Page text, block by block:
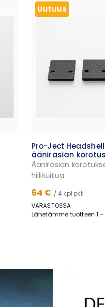
Uutuus
Pro-Ject
äänirasian
Äänirasian
hiilikuitua
64 € / 4 kpl pkt
VARASTOSSA
Lähetämme tuotteen 1